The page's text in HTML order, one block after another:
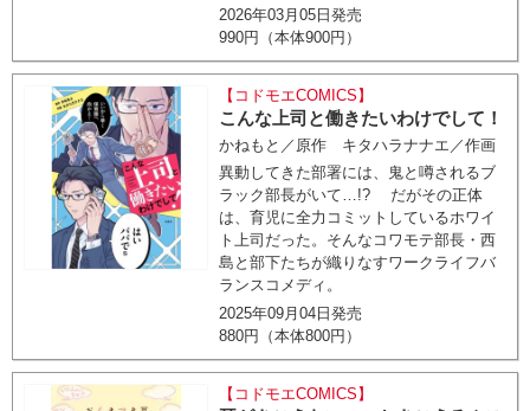
2026年03月05日発売
990円（本体900円）
【コドモエCOMICS】
こんな上司と働きたいわけでして！
かねもと／原作 キタハラナナエ／作画
異動してきた部署には、鬼と噂されるブ
ラック部長がいて…!? だがその正体
は、育児に全力コミットしているホワイ
ト上司だった。そんなコワモテ部長・西
島と部下たちが織りなすワークライフバ
ランスコメディ。
2025年09月04日発売
880円（本体800円）
【コドモエCOMICS】